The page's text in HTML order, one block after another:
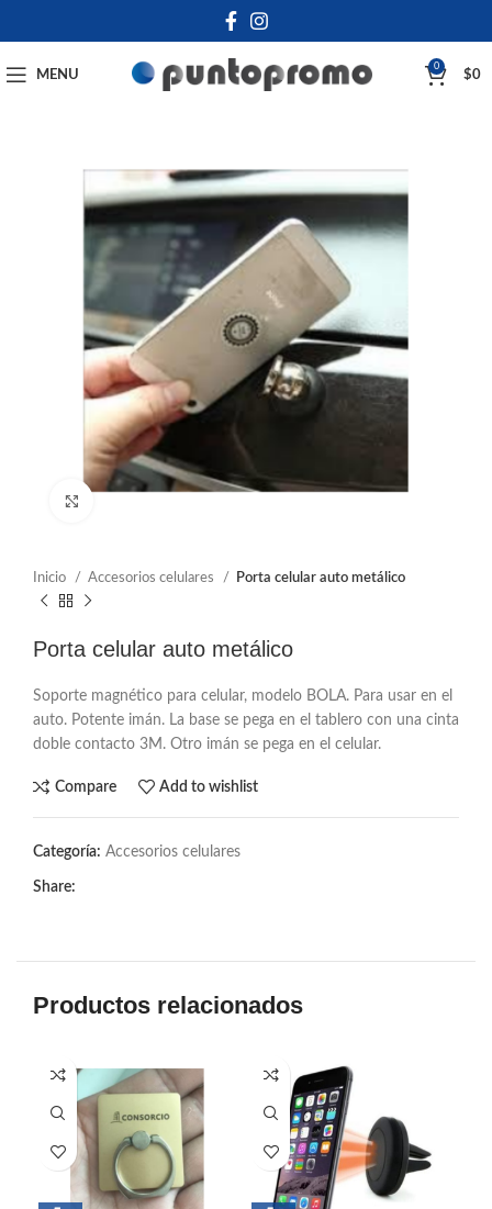
MENU
0
$0
Inicio Accesorios celulares Porta celular auto metálico
Porta celular auto metálico
Soporte magnético para celular, modelo BOLA. Para usar en el
auto. Potente imán. La base se pega en el tablero con una cinta
doble contacto 3M. Otro imán se pega en el celular.
Compare Add to wishlist
Categoría: Accesorios celulares
Share:
Productos relacionados